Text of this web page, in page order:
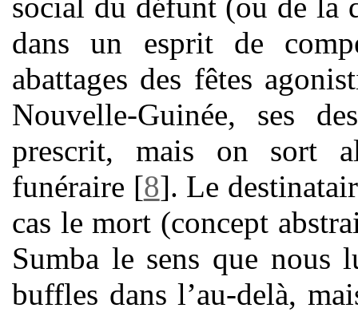
dans un esprit de
abattages des fêtes
Nouvelle-Guinée, ses
prescrit, mais on sort
funéraire [8]. Le
cas le mort (concept
Sumba le sens que nous
buffles dans l’au-delà,